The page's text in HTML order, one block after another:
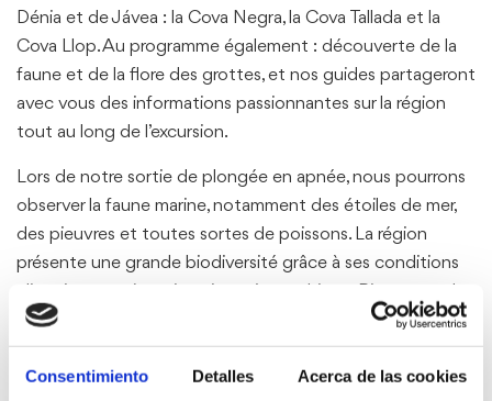
Consentimiento Detalles Acerca de las cookies
Dénia et de Jávea : la Cova Negra, la Cova Tallada et la
Cova Llop. Au programme également : découverte de la
faune et de la flore des grottes, et nos guides partageront
avec vous des informations passionnantes sur la région
tout au long de l’excursion.
Lors de notre sortie de plongée en apnée, nous pourrons
observer la faune marine, notamment des étoiles de mer,
des pieuvres et toutes sortes de poissons. La région
présente une grande biodiversité grâce à ses conditions
la chaîne alimentaire doit être préservée ; aussi, lors de
notre sortie de plongée, nous devrons prendre toutes les
précautions nécessaires afin de ne pas impacter